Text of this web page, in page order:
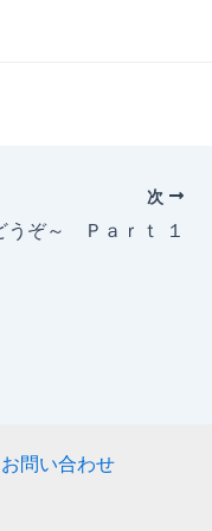
次
うぞ～ Ｐａｒｔ １
お問い合わせ